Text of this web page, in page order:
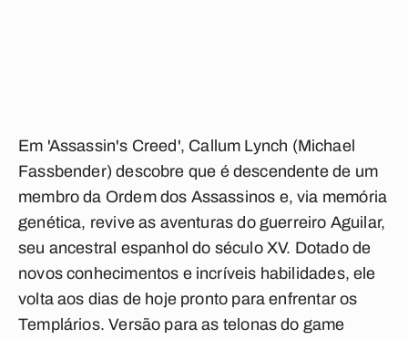
Em 'Assassin's Creed ', Callum Lynch (Michael
Fassbender) descobre que é descendente de um
membro da Ordem dos Assassinos e, via memória
genética, revive as aventuras do guerreiro Aguilar,
seu ancestral espanhol do século XV. Dotado de
novos conhecimentos e incríveis habilidades, ele
volta aos dias de hoje pronto para enfrentar os
Templários. Versão para as telonas do game